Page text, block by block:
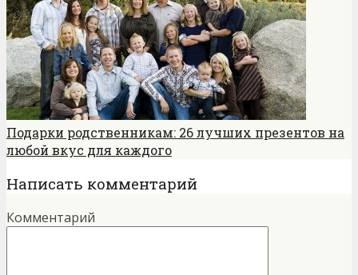
Подарки родственникам: 26 лучших презентов на
любой вкус для каждого
Написать комментарий
Комментарий